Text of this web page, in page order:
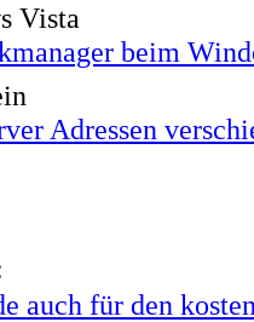
Vista
beim
Adressen
auch für den